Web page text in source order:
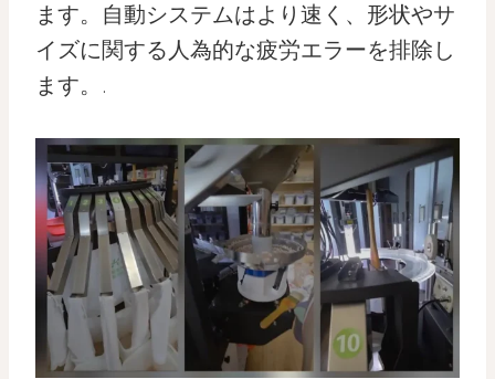
ます。自動システムはより速く、形状やサ
イズに関する人為的な疲労エラーを排除し
ます。.